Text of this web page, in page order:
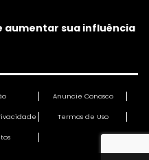
aumentar sua influência
Anuncie Conosco
Termos de Uso